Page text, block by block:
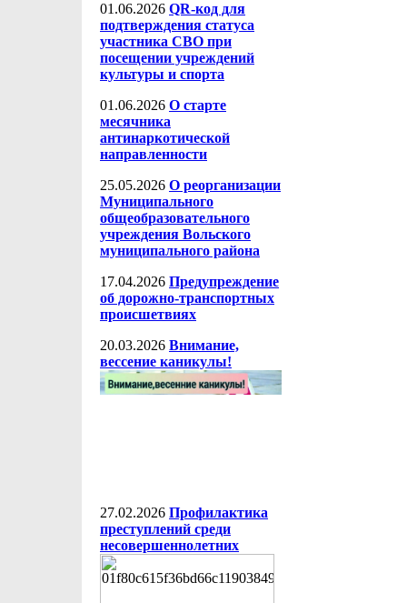
01.06.2026 QR-код для
подтверждения статуса
участника СВО при
посещении учреждений
культуры и спорта
01.06.2026 О старте
месячника
антинаркотической
направленности
25.05.2026 О реорганизации
Муниципального
общеобразовательного
учреждения Вольского
муниципального района
17.04.2026 Предупреждение
об дорожно-транспортных
происшетвиях
20.03.2026 Внимание,
вессение каникулы!
27.02.2026 Профилактика
преступлений среди
несовершеннолетних